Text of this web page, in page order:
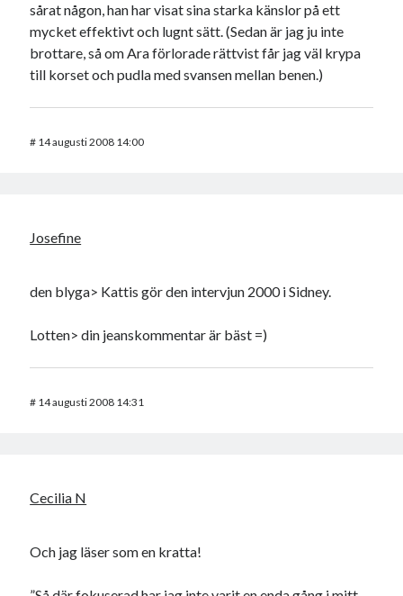
sårat någon, han har visat sina starka känslor på ett
mycket effektivt och lugnt sätt. (Sedan är jag ju inte
brottare, så om Ara förlorade rättvist får jag väl krypa
till korset och pudla med svansen mellan benen.)
# 14 augusti 2008 14:00
Josefine
den blyga> Kattis gör den intervjun 2000 i Sidney.
Lotten> din jeanskommentar är bäst =)
# 14 augusti 2008 14:31
Cecilia N
Och jag läser som en kratta!